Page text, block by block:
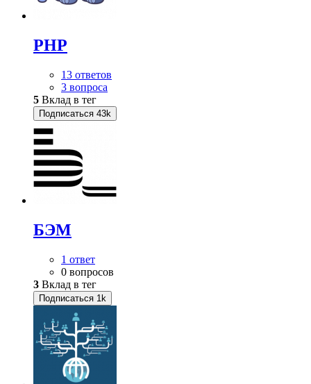
PHP
13 ответов
3 вопроса
5 Вклад в тег
Подписаться 43k
БЭМ
1 ответ
0 вопросов
3 Вклад в тег
Подписаться 1k